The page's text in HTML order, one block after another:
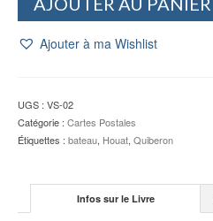
Houat
de
Confort
au
Quiberon
Ajouter à ma Wishlist
UGS : VS-02
Catégorie : Cartes Postales
Étiquettes : bateau, Houat, Quiberon
Infos sur le Livre